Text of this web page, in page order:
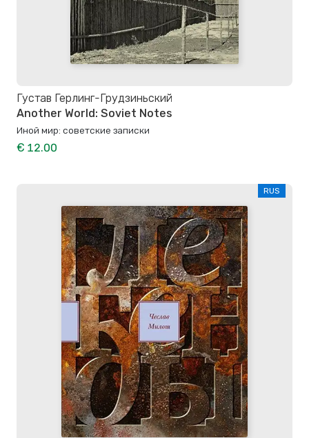
Густав Герлинг-Грудзиньский
Another World: Soviet Notes
Иной мир: советские записки
€ 12.00
RUS